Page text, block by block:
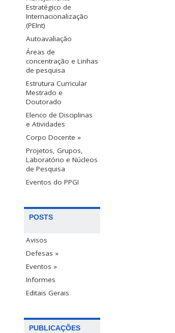
Estratégico de
Internacionalização
(PEInt)
Autoavaliação
Áreas de
concentração e Linhas
de pesquisa
Estrutura Curricular
Mestrado e
Doutorado
Elenco de Disciplinas
e Atividades
Corpo Docente »
Projetos, Grupos,
Laboratório e Núcleos
de Pesquisa
Eventos do PPGI
POSTS
Avisos
Defesas »
Eventos »
Informes
Editais Gerais
PUBLICAÇÕES